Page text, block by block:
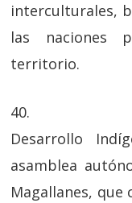
interculturales,
las naciones
territorio.
40.
Desarrollo
asamblea
Magallanes,